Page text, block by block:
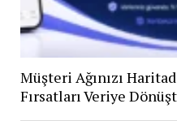
Müşteri Ağınızı
Fırsatları Veriye